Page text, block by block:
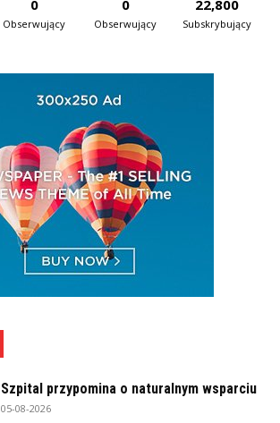
0
Obserwujący
0
Obserwujący
22,800
Subskrybujący
Szpital przypomina o naturalnym wsparciu
05-08-2026